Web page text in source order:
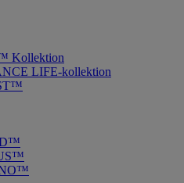
Kollektion
LIFE-kollektion